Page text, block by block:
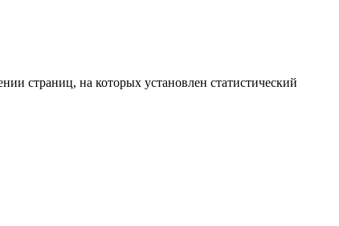
страниц, на которых установлен статистический